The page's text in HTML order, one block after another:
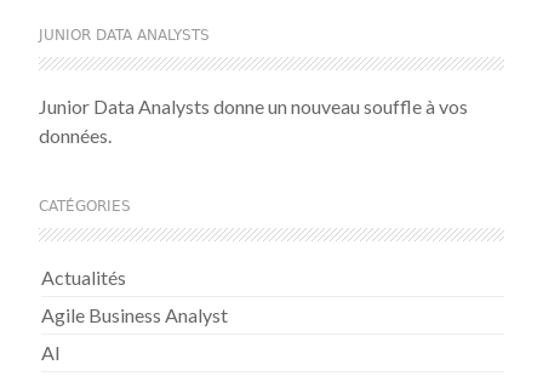
JUNIOR DATA ANALYSTS
Junior Data Analysts donne un nouveau souffle à vos
données.
CATÉGORIES
Actualités
Agile Business Analyst
AI